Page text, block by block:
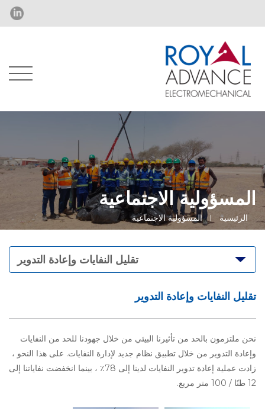
المسؤولية الاجتماعية
الرئيسية المسؤولية الاجتماعية
تقليل النفايات وإعادة التدوير
تقليل النفايات وإعادة التدوير
نحن ملتزمون بالحد من تأثيرنا البيئي من خلال جهودنا للحد من النفايات
وإعادة التدوير من خلال تطبيق نظام جديد لإدارة النفايات. على هذا النحو ،
زادت عملية إعادة تدوير النفايات لدينا إلى 78٪ ، بينما انخفضت نفاياتنا إلى
12 طنًا / 100 متر مربع.